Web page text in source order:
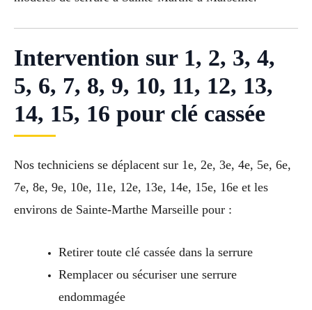
Intervention sur 1, 2, 3, 4,
5, 6, 7, 8, 9, 10, 11, 12, 13,
14, 15, 16 pour clé cassée
Nos techniciens se déplacent sur 1e, 2e, 3e, 4e, 5e, 6e,
7e, 8e, 9e, 10e, 11e, 12e, 13e, 14e, 15e, 16e et les
environs de Sainte-Marthe Marseille pour :
Retirer toute clé cassée dans la serrure
Remplacer ou sécuriser une serrure
endommagée